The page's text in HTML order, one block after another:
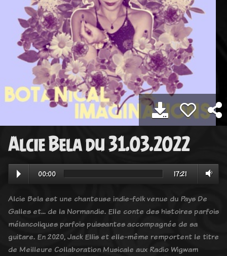
Alcie Bela du 31.03.2022
00:00 17:21
Alcie Bela est une chanteuse indie-folk venue du Pays De
Galles et... de la Normandie. Elle conte des histoires parfois
mélancoliques parfois puissantes accompagnée de sa
guitare. En 2020, Jack Ellis et elle-même remportent le titre
de Meilleure Collaboration Musicale aux Radio Wigwam